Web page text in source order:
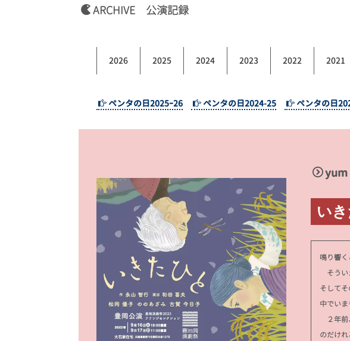
ARCHIVE 公演記録
2026 2025 2024 2023 2022 2021
ペンタの日2025ｰ26 ペンタの日2024-25 ペンタの日
yum
い
鳴り響
そうい
そして
中でいま
２年前
のだけ